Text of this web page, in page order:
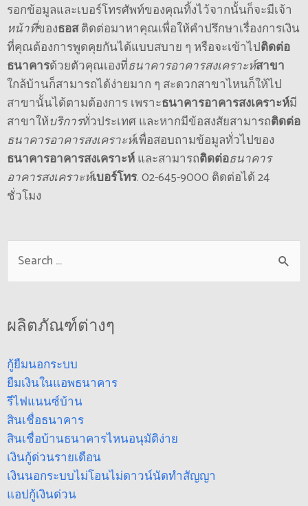
รอกข้อมูลและเบอร์โทรศัพท์ของคุณทิ้งไว้จากนั้นก็จะมีเจ้า
หน้าที่ของธอสติดต่อมาหาคุณเพื่อให้คำปรึกษาเรื่องการเงิน
ที่คุณต้องการพูดคุยกันได้แบบสบาย ๆ หรือจะเข้าไปติดต่อ
ธนาคารด้วยตัวคุณเองที่ธนาคารอาคารสงเคราะห์สาขา
ใกล้บ้านก็สามารถได้ง่ายมาก ๆ สะดวกสาขาไหนก็ให้ไป
สาขานั้นได้ตามต้องการ เพราะธนาคารอาคารสงเคราะห์มี
สาขาให้บริการทั่วประเทศ และหากมีข้อสงสัยสามารถติดต่อ
ธนาคารอาคารสงเคราะห์เพื่อสอบถามข้อมูลทั่วไปของ
ธนาคารอาคารสงเคราะห์และสามารถติดต่อธนาคาร
อาคารสงเคราะห์เบอร์โทร. 02-645-9000 ติดต่อได้ 24
ชั่วโมง
ผลิตภัณฑ์ต่างๆ
กู้ยืมนอกระบบ
ยืมเงินในแอพธนาคาร
รีไฟแนนซ์บ้าน
สินเชื่อธนาคาร
สินเชื่อบ้านธนาคารไหนอนุมัติง่าย
เงินกู้ด่วนรายเดือน
เงินนอกระบบไม่โอนไม่ดาวน์นัดทำสัญญา
แอปกู้เงินด่วน